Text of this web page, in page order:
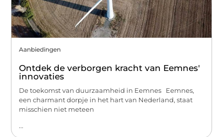
Aanbiedingen
Ontdek de verborgen kracht van Eemnes'
innovaties
De toekomst van duurzaamheid in Eemnes Eemnes,
een charmant dorpje in het hart van Nederland, staat
misschien niet meteen
...